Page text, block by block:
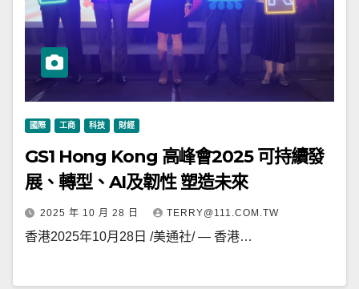
國際 工商 科技 財經
GS1 Hong Kong 高峰會2025 可持續發
展、轉型、AI及韌性 塑造未來
2025 年 10 月 28 日 TERRY@111.COM.TW
香港2025年10月28日 /美通社/ — 香港…